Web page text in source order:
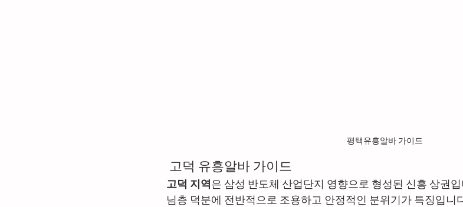
평택유흥알바 가이드
고덕 유흥알바 가이드
고덕 지역 은 삼성 반도체 산업단지 영향으로 형성된 신흥 상권
님층 덕분에 전반적으로 조용하고 안정적인 분위기가 특징입니